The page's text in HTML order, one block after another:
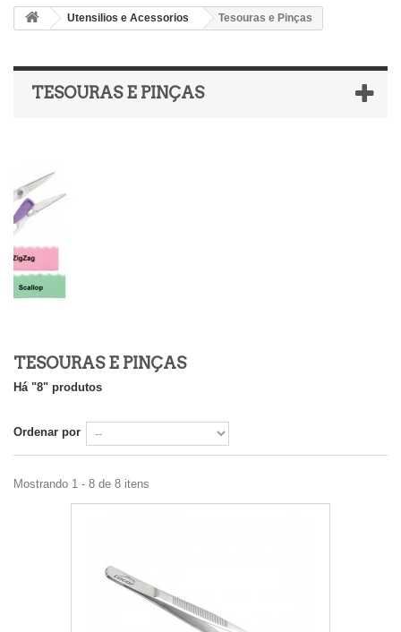
Utensilios e Acessorios Tesouras e Pinças
TESOURAS E PINÇAS
TESOURAS E PINÇAS
Há "8" produtos
Ordenar por
Mostrando 1 - 8 de 8 itens